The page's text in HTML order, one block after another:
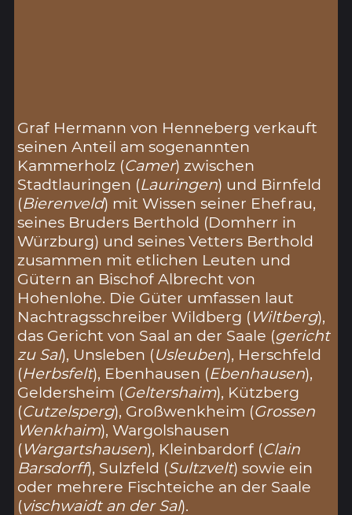
Graf Hermann von Henneberg verkauft
seinen Anteil am sogenannten
Kammerholz (Camer) zwischen
Stadtlauringen (Lauringen) und Birnfeld
(Bierenveld) mit Wissen seiner Ehefrau,
seines Bruders Berthold (Domherr in
Würzburg) und seines Vetters Berthold
zusammen mit etlichen Leuten und
Gütern an Bischof Albrecht von
Hohenlohe. Die Güter umfassen laut
Nachtragsschreiber Wildberg (Wiltberg),
das Gericht von Saal an der Saale (gericht
zu Sal), Unsleben (Usleuben), Herschfeld
(Herbsfelt), Ebenhausen (Ebenhausen),
Geldersheim (Geltershaim), Kützberg
(Cutzelsperg), Großwenkheim (Grossen
Wenkhaim), Wargolshausen
(Wargartshausen), Kleinbardorf (Clain
Barsdorff), Sulzfeld (Sultzvelt) sowie ein
oder mehrere Fischteiche an der Saale
(vischwaidt an der Sal).